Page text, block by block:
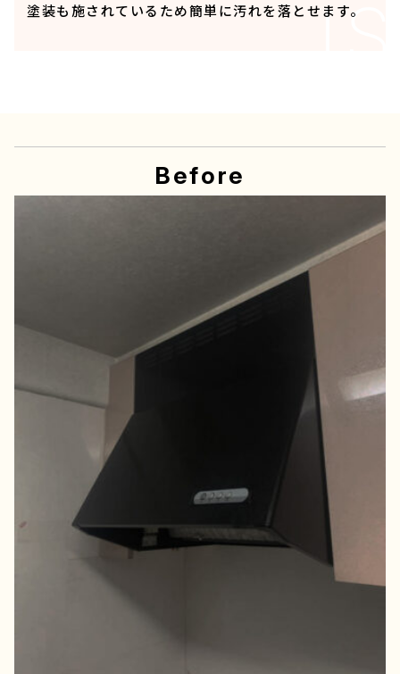
塗装も施されているため簡単に汚れを落とせます。
Before